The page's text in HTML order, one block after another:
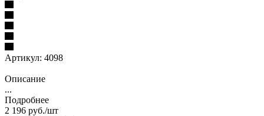
Артикул: 4098
Описание
...
Подробнее
2 196 руб./шт